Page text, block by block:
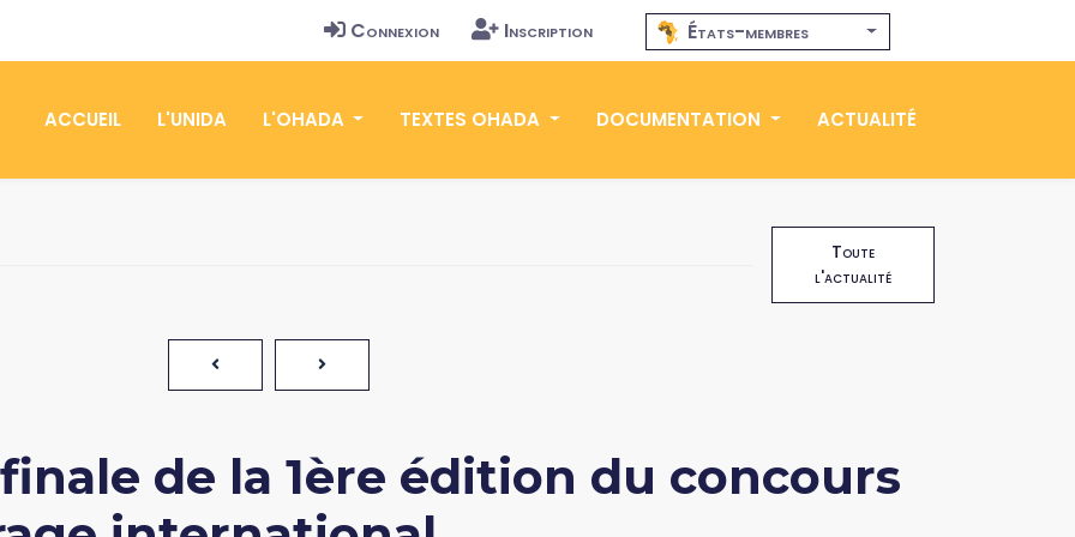
Connexion Inscription États-membres
ACCUEIL L'UNIDA L'OHADA TEXTES OHADA DOCUMENTATION ACTUALITÉ
Toute
l'actualité
de la 1ère édition du concours